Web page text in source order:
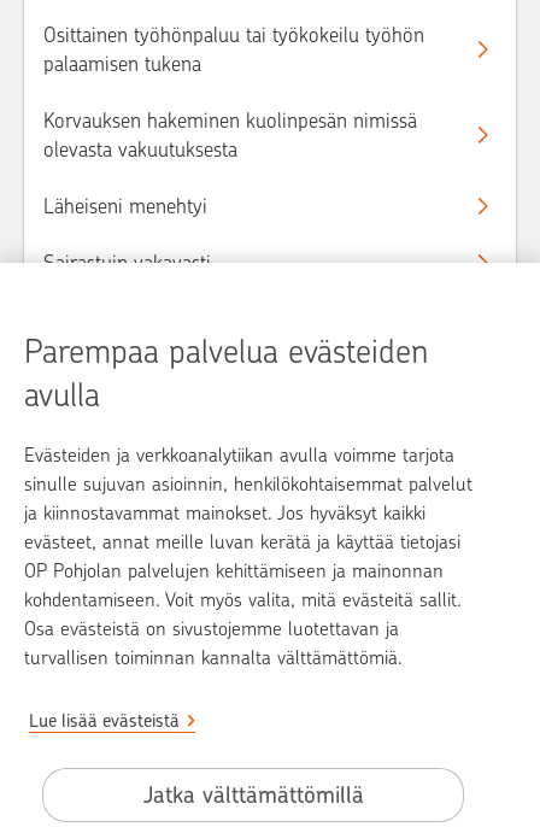
Parempaa palvelua evästeiden
avulla
Evästeiden ja verkkoanalytiikan avulla voimme tarjota
sinulle sujuvan asioinnin, henkilökohtaisemmat palvelut
ja kiinnostavammat mainokset. Jos hyväksyt kaikki
evästeet, annat meille luvan kerätä ja käyttää tietojasi
OP Pohjolan palvelujen kehittämiseen ja mainonnan
kohdentamiseen. Voit myös valita, mitä evästeitä sallit.
Osa evästeistä on sivustojemme luotettavan ja
turvallisen toiminnan kannalta välttämättömiä.
Lue lisää evästeistä
Jatka välttämättömillä
Osittainen työhönpaluu tai työkokeilu työhön
palaamisen tukena
Korvauksen hakeminen kuolinpesän nimissä
olevasta vakuutuksesta
Läheiseni menehtyi
Sairastuin vakavasti
op.fi
OP Media
Yhteystiedot
Puheluhinnasto
Pohjola Vahinkoapu -palvelun tarjoaa Pohjola Vakuutus Oy
Evästeet ja verkkotunnisteiden käyttö